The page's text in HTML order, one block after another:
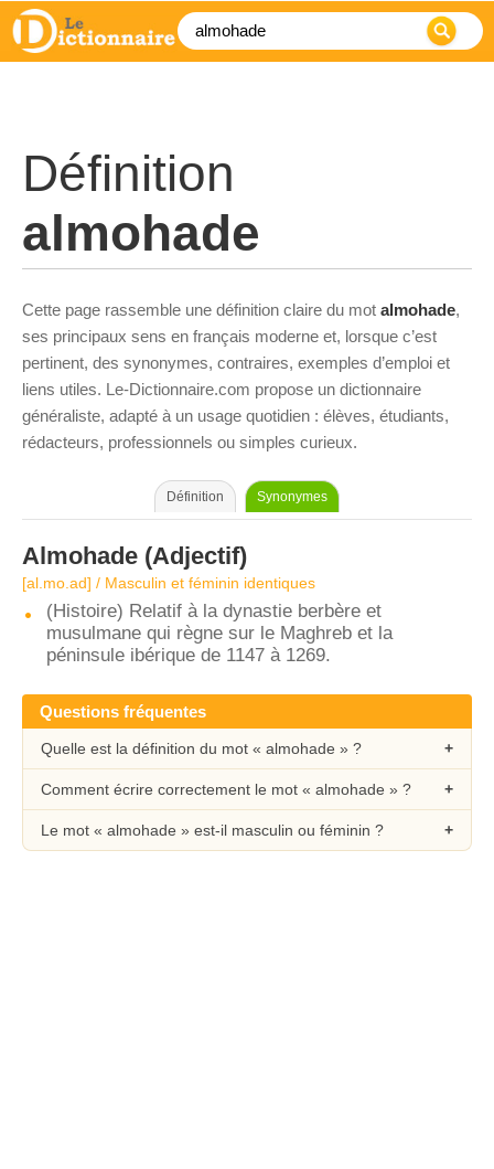
Définition
almohade
Cette page rassemble une définition claire du mot almohade,
ses principaux sens en français moderne et, lorsque c’est
pertinent, des synonymes, contraires, exemples d’emploi et
liens utiles. Le-Dictionnaire.com propose un dictionnaire
généraliste, adapté à un usage quotidien : élèves, étudiants,
rédacteurs, professionnels ou simples curieux.
Définition Synonymes
Almohade (Adjectif)
[al.mo.ad] / Masculin et féminin identiques
(Histoire) Relatif à la dynastie berbère et
musulmane qui règne sur le Maghreb et la
péninsule ibérique de 1147 à 1269.
Questions fréquentes
Quelle est la définition du mot « almohade » ?
Comment écrire correctement le mot « almohade » ?
Le mot « almohade » est-il masculin ou féminin ?